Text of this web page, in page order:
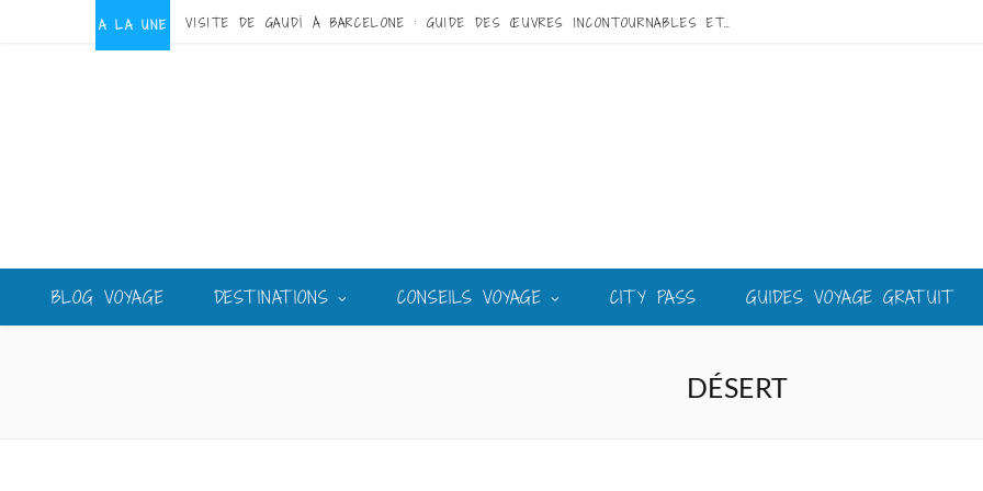
A LA UNE VISITE DE GAUDÍ À BARCELONE : GUIDE DES ŒUVRES INCONTOURNABLES ET DU MEILLEUR CIRCUIT
BLOG VOYAGE DESTINATIONS CONSEILS VOYAGE CITY PASS GUIDES VOYAGE GRATUIT
DÉSERT